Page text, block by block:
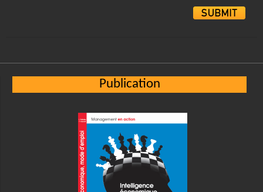
Publication